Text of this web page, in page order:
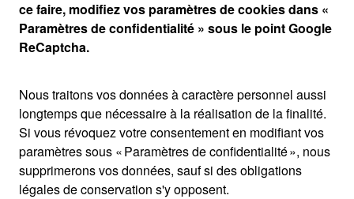
ce faire, modifiez vos paramètres de cookies dans «
Paramètres de confidentialité » sous le point Google
ReCaptcha.
Nous traitons vos données à caractère personnel aussi
longtemps que nécessaire à la réalisation de la finalité.
Si vous révoquez votre consentement en modifiant vos
paramètres sous « Paramètres de confidentialité », nous
supprimerons vos données, sauf si des obligations
légales de conservation s'y opposent.